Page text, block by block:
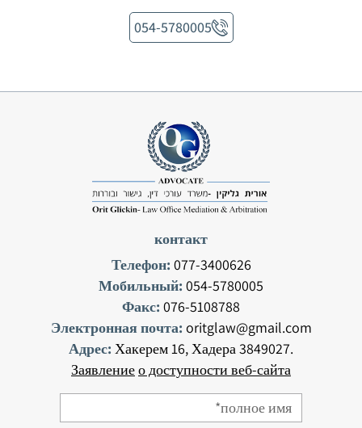
054-5780005
контакт
Телефон: 077-3400626
Мобильный: 054-5780005
Факс: 076-5108788
Электронная почта: oritglaw@gmail.com
Адрес: Хакерем 16, Хадера 3849027.
Заявлениео доступности веб-сайта